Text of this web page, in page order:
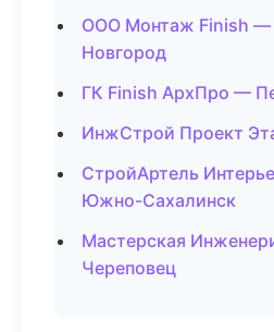
ООО Монтаж Finish —
Новгород
ГК Finish АрхПро —
ИнжСтрой Проект
СтройАртель
Южно-Сахалинск
Мастерская
Череповец